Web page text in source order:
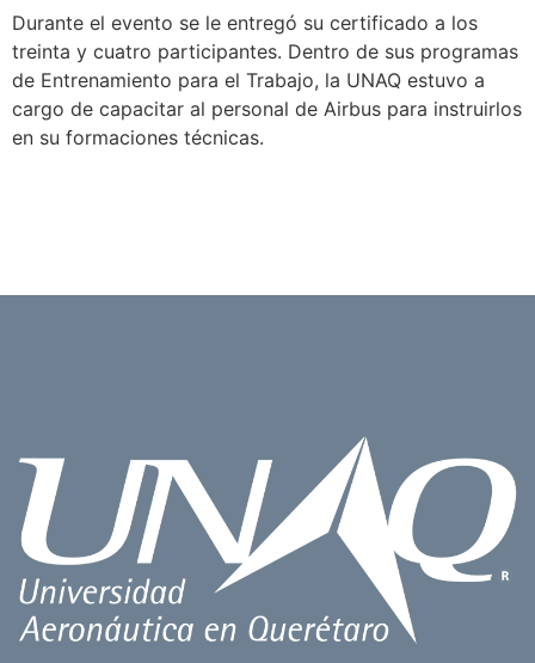
Durante el evento se le entregó su certificado a los
treinta y cuatro participantes. Dentro de sus programas
de Entrenamiento para el Trabajo, la UNAQ estuvo a
cargo de capacitar al personal de Airbus para instruirlos
en su formaciones técnicas.